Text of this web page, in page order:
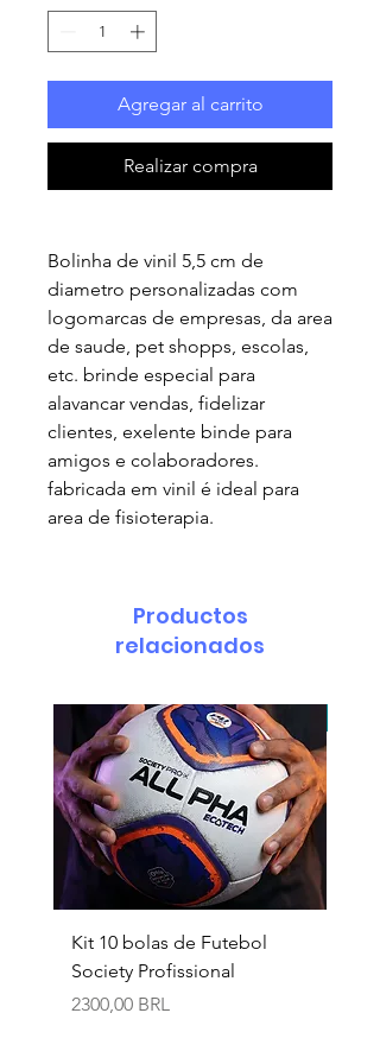
Agregar al carrito
Realizar compra
Bolinha de vinil 5,5 cm de
diametro personalizadas com
logomarcas de empresas, da area
de saude, pet shopps, escolas,
etc. brinde especial para
alavancar vendas, fidelizar
clientes, exelente binde para
amigos e colaboradores.
fabricada em vinil é ideal para
area de fisioterapia.
Productos
relacionados
Kit 10 bolas de Futebol
Society Profissional
Precio
2300,00 BRL